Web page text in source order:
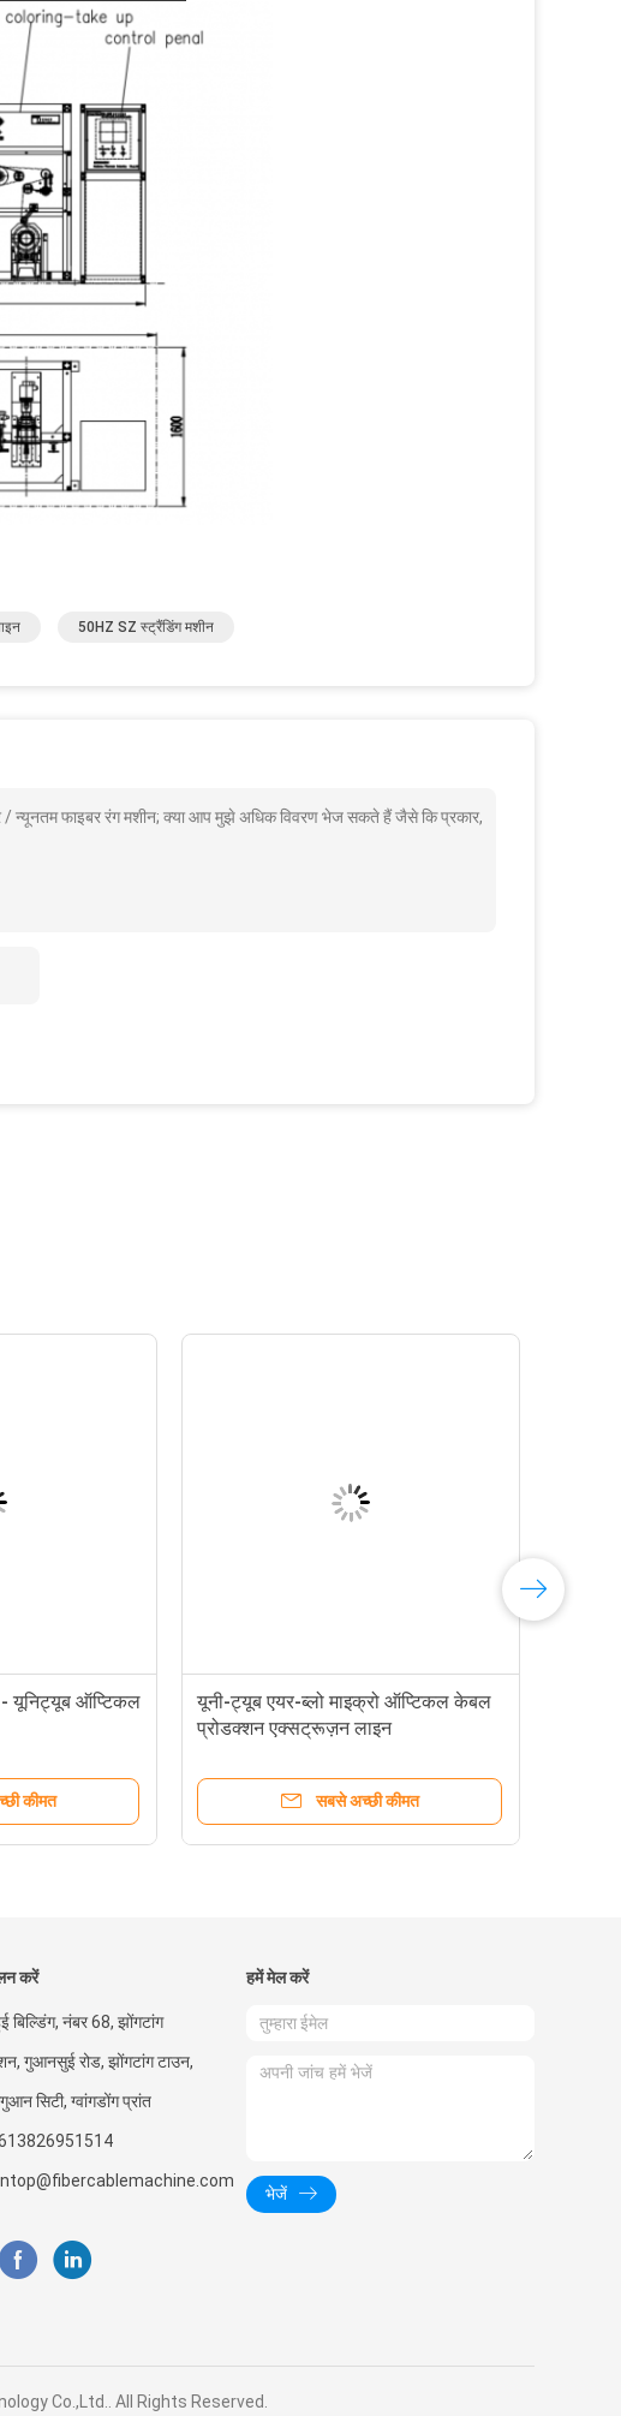
50HZ SZ स्ट्रैंडिंग मशीन
न्यूनतम फाइबर रंग मशीन; क्या आप मुझे अधिक विवरण भेज सकते हैं जैसे कि प्रकार,
यूनिट्यूब ऑप्टिकल
कीमत
यूनी-ट्यूब एयर-ब्लो माइक्रो ऑप्टिकल केबल
प्रोडक्शन एक्सट्रूज़न लाइन
सबसे अच्छी कीमत
करें
बिल्डिंग, नंबर 68, झोंगटांग
गुआनसुई रोड, झोंगटांग टाउन,
सिटी, ग्वांगडोंग प्रांत
हमें मेल करें
भेजें
Co.,Ltd.. All Rights Reserved.